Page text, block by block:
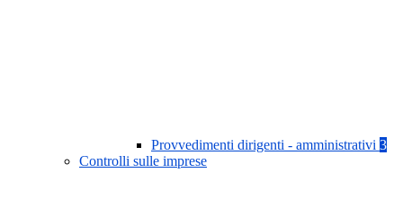
Provvedimenti dirigenti - amministrativi 3
Controlli sulle imprese